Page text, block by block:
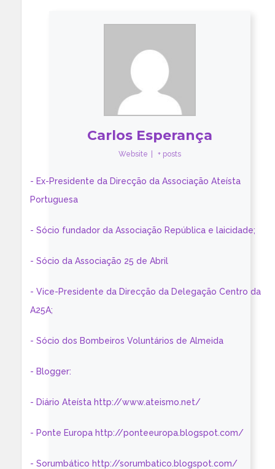
Carlos Esperança
Website + posts
- Ex-Presidente da Direcção da Associação Ateísta
Portuguesa
- Sócio fundador da Associação República e laicidade;
- Sócio da Associação 25 de Abril
- Vice-Presidente da Direcção da Delegação Centro da
A25A;
- Sócio dos Bombeiros Voluntários de Almeida
- Blogger:
- Diário Ateísta http://www.ateismo.net/
- Ponte Europa http://ponteeuropa.blogspot.com/
- Sorumbático http://sorumbatico.blogspot.com/